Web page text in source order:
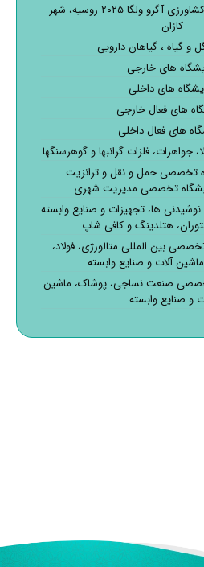
نمایشگاه دامپروری و کشاورزی آگرو ولگا ۲۰۲۵ روسیه، شهر
کازان
و گیاه ، گیاهان دارویی
های خارجی
های داخلی
های فعال خارجی
های فعال داخلی
فلزات گرانبها و گوهرسنگها
تخصصی حمل و نقل و ترانزیت
تخصصی مدیریت شهری
ها، تجهیزات و صنایع وابسته
هتلدینگ و کافی شاپ
بین المللی متالورژی، فولاد،
آلات و صنایع وابسته
صنعت نساجی، پوشاک، ماشین
و صنایع وابسته